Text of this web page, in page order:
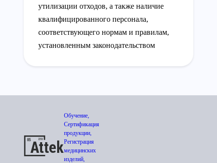
утилизации отходов, а также наличие
квалифицированного персонала,
соответствующего нормам и правилам,
установленным законодательством
Обучение,
Сертификация
продукции,
Регистрация
медицинских
изделий,